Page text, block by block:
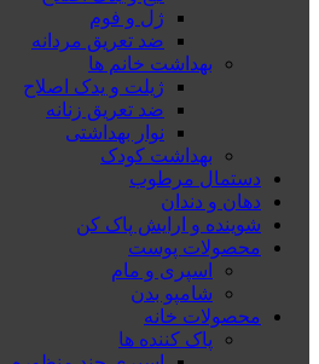
ژل و فوم
ضد تعریق مردانه
بهداشت خانم ها
ژیلت و یدک اصلاح
ضد تعریق زنانه
نوار بهداشتی
بهداشت کودک
دستمال مرطوب
دهان و دندان
شوینده و ارایش پاک کن
محصولات پوست
اسپری و مام
شامپو بدن
محصولات خانه
پاک کننده ها